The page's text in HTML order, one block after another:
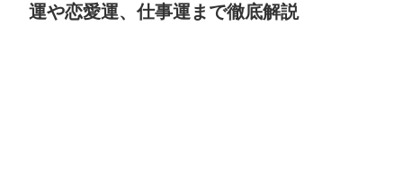
運や恋愛運、仕事運まで徹底解説